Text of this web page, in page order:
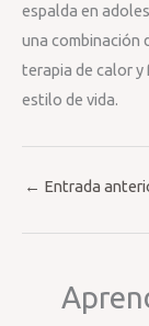
espalda en
una combinación
terapia de calor y
estilo de vida.
← Entrada